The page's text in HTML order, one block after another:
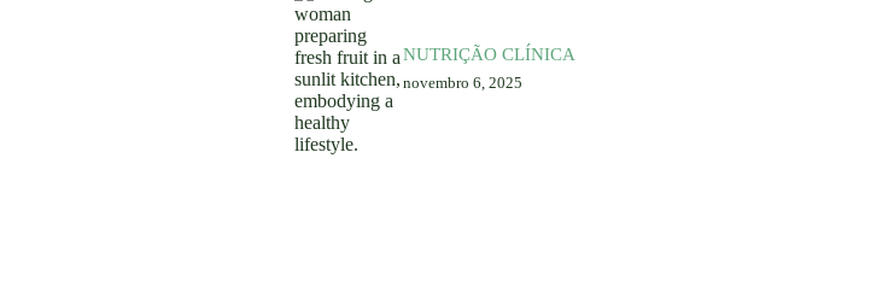
NUTRIÇÃO CLÍNICA
novembro 6, 2025